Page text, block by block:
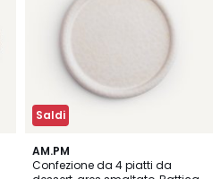
Saldi
AM.PM
Confezione da 4 piatti da
5
/
2
Colori